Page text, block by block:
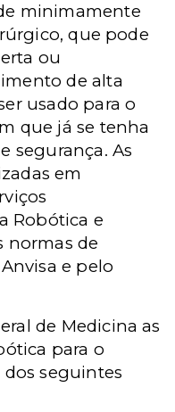
minimamente
que pode
ou
de alta
usado para o
que já se tenha
segurança. As
em
Robótica e
normas de
e pelo
de Medicina as
para o
seguintes